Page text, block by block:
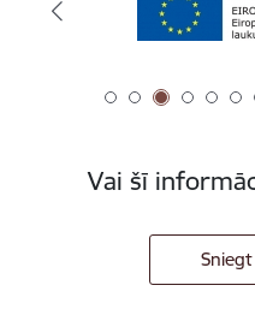
Vai šī